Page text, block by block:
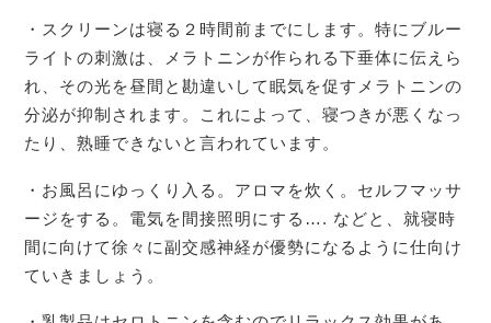
・スクリーンは寝る２時間前までにします。特にブルー
ライトの刺激は、メラトニンが作られる下垂体に伝えら
れ、その光を昼間と勘違いして眠気を促すメラトニンの
分泌が抑制されます。これによって、寝つきが悪くなっ
たり、熟睡できないと言われています。
・お風呂にゆっくり入る。アロマを炊く。セルフマッサ
ージをする。電気を間接照明にする…. などと、就寝時
間に向けて徐々に副交感神経が優勢になるように仕向け
ていきましょう。